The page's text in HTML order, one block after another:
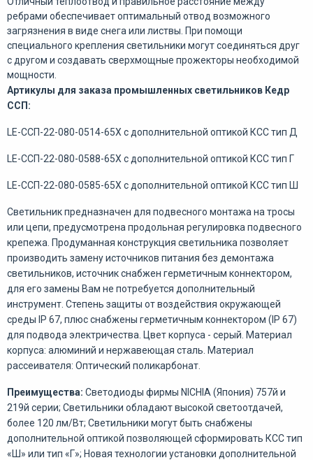
ребрами обеспечивает оптимальный отвод возможного
загрязнения в виде снега или листвы. При помощи
специального крепления светильники могут соединяться друг
с другом и создавать сверхмощные прожекторы необходимой
мощности.
Артикулы для заказа промышленных светильников Кедр
ССП:
LE-ССП-22-080-0514-65Х с дополнительной оптикой КСС тип Д
LE-ССП-22-080-0588-65Х с дополнительной оптикой КСС тип Г
LE-ССП-22-080-0585-65Х с дополнительной оптикой КСС тип Ш
Светильник предназначен для подвесного монтажа на тросы
или цепи, предусмотрена продольная регулировка подвесного
крепежа. Продуманная конструкция светильника позволяет
производить замену источников питания без демонтажа
светильников, источник снабжен герметичным коннектором,
для его замены Вам не потребуется дополнительный
инструмент. Степень защиты от воздействия окружающей
среды IP 67, плюс снабжены герметичным коннектором (IP 67)
для подвода электричества. Цвет корпуса - серый. Материал
корпуса: алюминий и нержавеющая сталь. Материал
рассеивателя: Оптический поликарбонат.
Преимущества: Светодиоды фирмы NICHIA (Япония) 757й и
219й серии; Светильники обладают высокой светоотдачей,
более 120 лм/Вт; Светильники могут быть снабжены
дополнительной оптикой позволяющей сформировать КСС тип
«Ш» или тип «Г»; Новая технологии установки дополнительной